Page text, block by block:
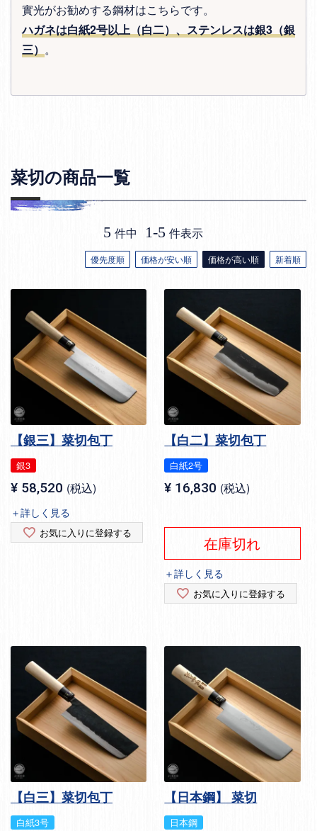
實光がお勧めする鋼材はこちらです。
ハガネは白紙2号以上（白二）、ステンレスは銀3（銀
三） 。
菜切の商品一覧
優先度順 価格が安い順 価格が高い順 新着順
5 件中 1-5 件表示
【銀三】菜切包丁
銀3
¥ 58,520 税込
＋詳しく見る
お気に入りに登録する
【白二】菜切包丁
白紙2号
¥ 16,830 税込
在庫切れ
＋詳しく見る
お気に入りに登録する
【白三】菜切包丁
白紙3号
【日本鋼】 菜切
日本鋼